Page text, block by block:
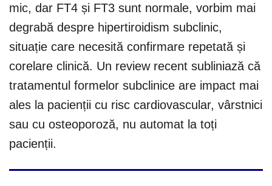
mic, dar FT4 și FT3 sunt normale, vorbim mai
degrabă despre hipertiroidism subclinic,
situație care necesită confirmare repetată și
corelare clinică. Un review recent subliniază că
tratamentul formelor subclinice are impact mai
ales la pacienții cu risc cardiovascular, vârstnici
sau cu osteoporoză, nu automat la toți
pacienții.